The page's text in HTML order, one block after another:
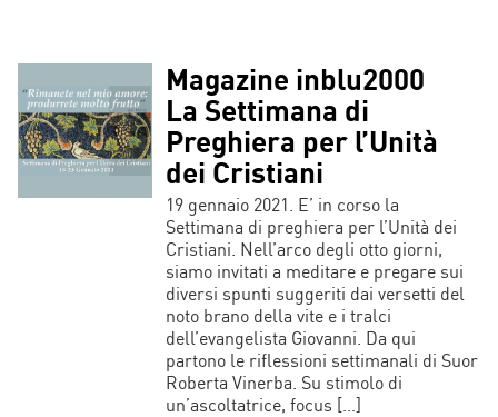
Magazine inblu2000
La Settimana di
Preghiera per l’Unità
dei Cristiani
19 gennaio 2021. E’ in corso la
Settimana di preghiera per l’Unità dei
Cristiani. Nell’arco degli otto giorni,
siamo invitati a meditare e pregare sui
diversi spunti suggeriti dai versetti del
noto brano della vite e i tralci
dell’evangelista Giovanni. Da qui
partono le riflessioni settimanali di Suor
Roberta Vinerba. Su stimolo di
un’ascoltatrice, focus […]